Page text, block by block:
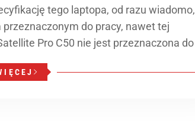
tego laptopa, od razu wiadomo,
do pracy, nawet tej
Pro C50 nie jest przeznaczona do